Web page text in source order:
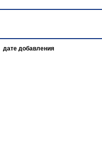
дате добавления